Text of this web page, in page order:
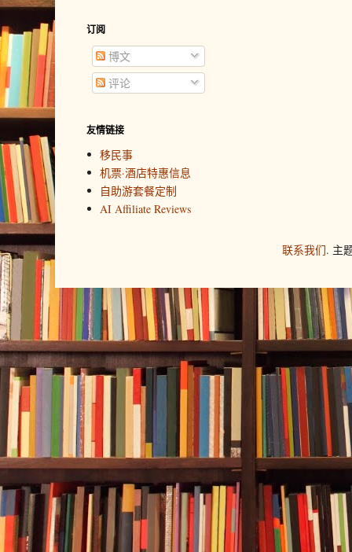
订阅
博文
评论
友情链接
移民事
机票·酒店特惠信息
自助游套餐定制
AI Affiliate Reviews
联系我们. 主